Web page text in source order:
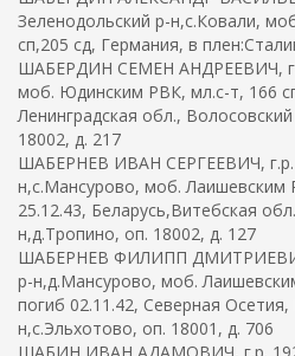
Зеленодольский р-н,с.Ковали,
сп,205 сд, Германия, в
ШАБЕРДИН СЕМЕН АНДРЕЕВИЧ,
моб. Юдинским РВК, мл.с-т, 166
Ленинградская обл.,
18002, д. 217
ШАБЕРНЕВ ИВАН СЕРГЕЕВИЧ, г.р.
н,с.Мансурово, моб. Лаишевским
25.12.43, Беларусь,Витебская
н,д.Тропино, оп. 18002, д. 127
ШАБЕРНЕВ ФИЛИПП
р-н,д.Мансурово, моб.
погиб 02.11.42, Северная Осетия,
н,с.Эльхотово, оп. 18001, д. 706